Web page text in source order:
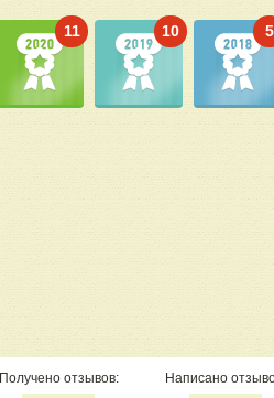
11 10 5
Получено отзывов: Написано